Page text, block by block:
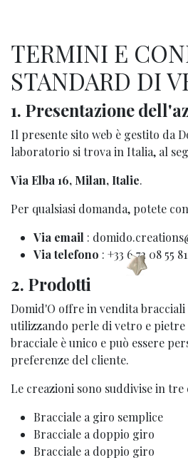
TERMINI E
STANDARD DI
1. Presentazione
Il presente sito web è gestito da
laboratorio si trova in Italia, al
Via Elba 16, Milan, Italie.
Per qualsiasi domanda, potete
Via email :
Via telefono : +33 6 72 08 55
2. Prodotti
Domid'O offre in vendita
utilizzando perle di vetro e
bracciale è unico e può essere
preferenze del cliente.
Le creazioni sono suddivise in tre
Bracciale a giro semplice
Bracciale a doppio giro
Bracciale a doppio giro